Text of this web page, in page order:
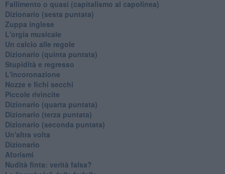
Fallimento o quasi (capitalismo al capolinea)
Dizionario (sesta puntata)
Zuppa inglese
L'orgia musicale
Un calcio alle regole
Dizionario (quinta puntata)
Stupidità e regresso
L'incoronazione
Nozze e fichi secchi
Piccole rivincite
​Dizionario (quarta puntata)
​Dizionario (terza puntata)
​Dizionario (seconda puntata)
Un'altra volta
Dizionario
Aforismi
Nudità finta: verità falsa?